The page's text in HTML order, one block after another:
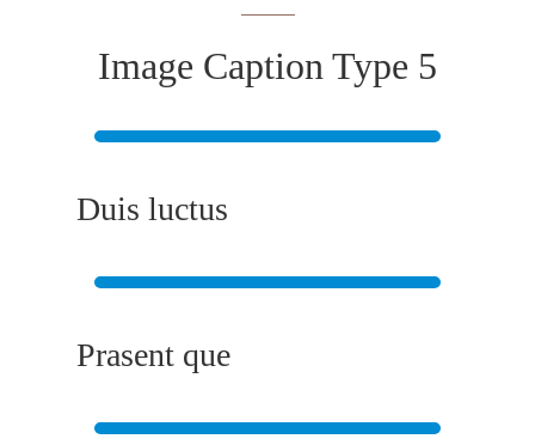
Image Caption Type 5
Duis luctus
Prasent que